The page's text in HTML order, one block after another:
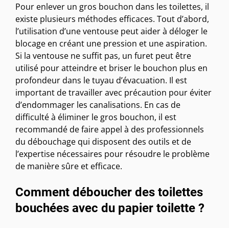
Pour enlever un gros bouchon dans les toilettes, il
existe plusieurs méthodes efficaces. Tout d’abord,
l’utilisation d’une ventouse peut aider à déloger le
blocage en créant une pression et une aspiration.
Si la ventouse ne suffit pas, un furet peut être
utilisé pour atteindre et briser le bouchon plus en
profondeur dans le tuyau d’évacuation. Il est
important de travailler avec précaution pour éviter
d’endommager les canalisations. En cas de
difficulté à éliminer le gros bouchon, il est
recommandé de faire appel à des professionnels
du débouchage qui disposent des outils et de
l’expertise nécessaires pour résoudre le problème
de manière sûre et efficace.
Comment déboucher des toilettes
bouchées avec du papier toilette ?